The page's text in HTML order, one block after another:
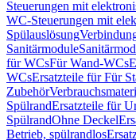
Steuerungen mit
WC-Steuerungen mit
Spülauslösung
Sanitärmodule
für WCsFür Wand-WCs
WCsErsatzteile für Für
Zubehör
SpülrandErsatzteile für
SpülrandOhne Deckel
Betrieb, spülrandlos